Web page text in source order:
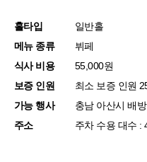
홀타입
일반홀
메뉴 종류
뷔페
식사 비용
55,000원
보증 인원
최소 보증 인원
가능 행사
충남 아산시 배
주소
주차 수용 대수 :